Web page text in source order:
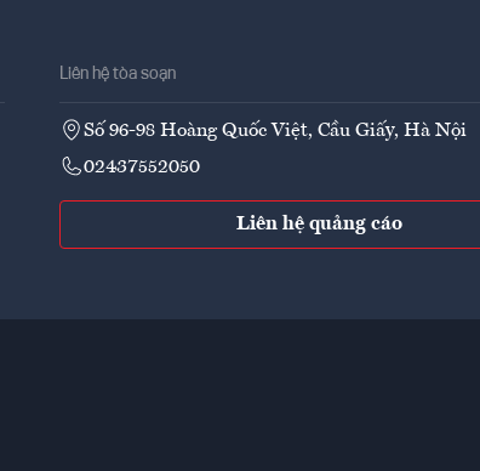
Liên hệ tòa soạn
Số 96-98 Hoàng Quốc Việt, Cầu Giấy, Hà Nội
02437552050
Liên hệ quảng cáo